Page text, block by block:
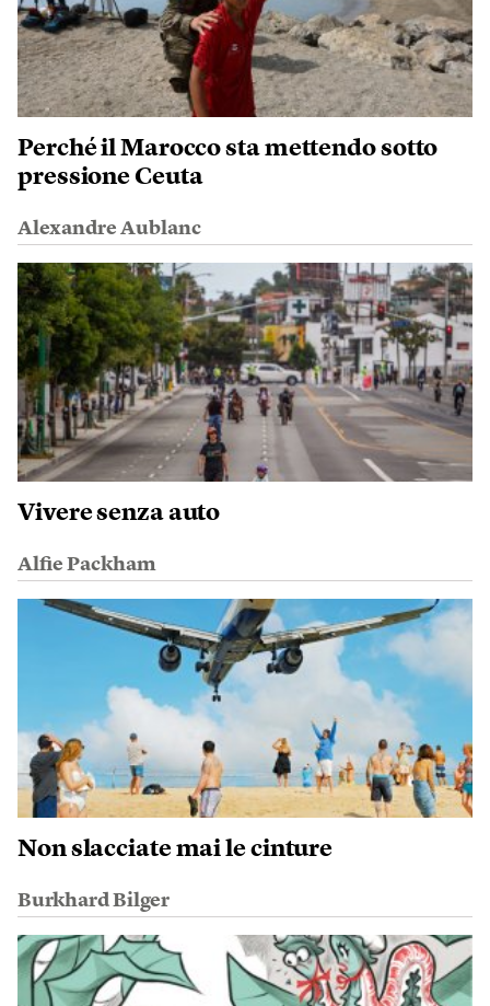
Perché il Marocco sta mettendo sotto
pressione Ceuta
Alexandre Aublanc
Vivere senza auto
Alfie Packham
Non slacciate mai le cinture
Burkhard Bilger